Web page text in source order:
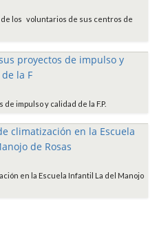
los voluntarios de sus centros de
impulso y calidad de la F.P.
en la Escuela Infantil La del Manojo